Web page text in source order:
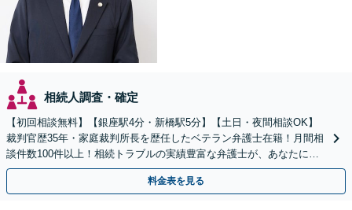
相続人調査・確定
【初回相談無料】【銀座駅4分・新橋駅5分】【土日・夜間相談OK】
裁判官歴35年・家庭裁判所長を歴任したベテラン弁護士在籍！月間相
談件数100件以上！相続トラブルの実績豊富な弁護士が、あなたに寄
りそって解決します！
料金表を見る